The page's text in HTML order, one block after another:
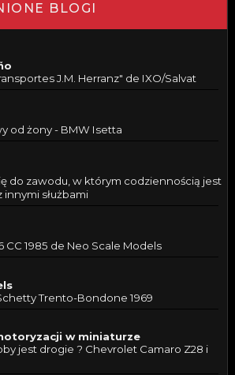
BLOGI
J.M. Herranz" de IXO/Salvat
od żony - BMW Isetta
do zawodu, w którym codziennością jest
innymi służbami
CC 1985 de Neo Scale Models
Trento-Bondone 1969
w miniaturze
jest drogie ? Chevrolet Camaro Z28 i